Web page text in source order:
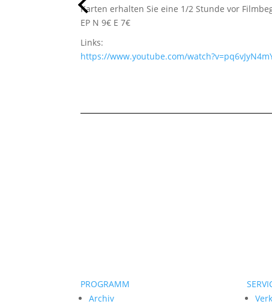
Karten erhalten Sie eine 1/2 Stunde vor
EP N 9€ E 7€
Links:
https://www.youtube.com/
PROGRAMM
Archiv